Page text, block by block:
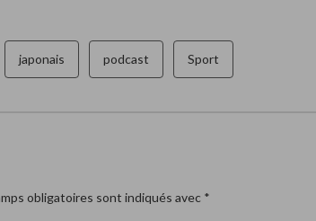
japonais podcast Sport
obligatoires sont indiqués avec *